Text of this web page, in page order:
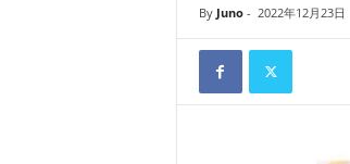
By Juno- 2022年12月23日